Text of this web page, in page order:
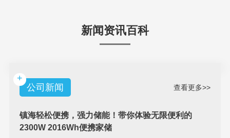
新闻资讯百科
+
公司新闻
查看更多>>
镇海轻松便携，强力储能！带你体验无限便利的
2300W 2016Wh便携家储